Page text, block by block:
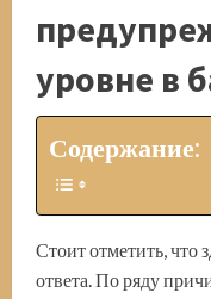
уровне в
Содержание:
Стоит отметить, что
ответа. По ряду